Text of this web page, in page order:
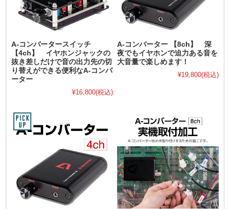
A-コンバータースイッチ
【4ch】 イヤホンジャックの
抜き差しだけで音の出力先の切
り替えができる便利なA-コンバ
ーター
¥16,800(税込)
A-コンバーター 【8ch】 深
夜でもイヤホンで迫力ある音を
大音量で楽しめます！
¥19,800(税込)